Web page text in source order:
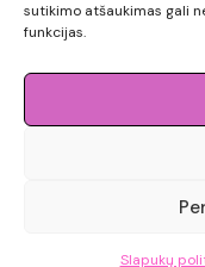
sutikimo atšaukimas gali
funkcijas.
Slapukų
©